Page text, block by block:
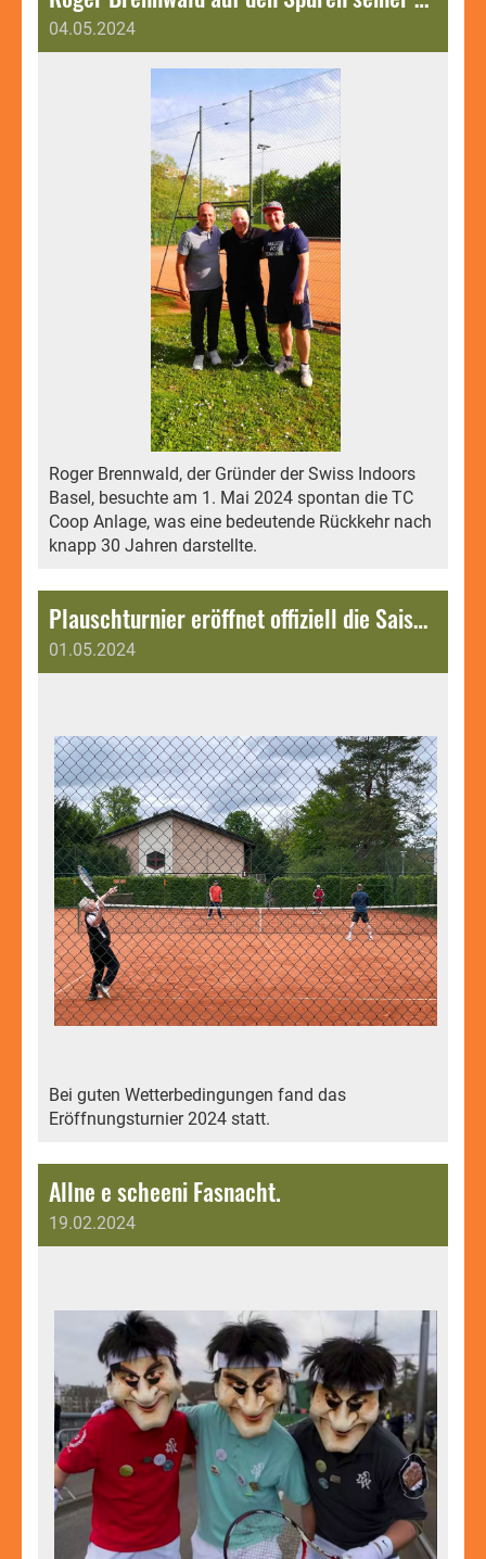
04.05.2024
Roger Brennwald, der Gründer der Swiss Indoors
Basel, besuchte am 1. Mai 2024 spontan die TC
Coop Anlage, was eine bedeutende Rückkehr nach
knapp 30 Jahren darstellte.
Plauschturnier eröffnet offiziell die Saison 2024.
01.05.2024
Bei guten Wetterbedingungen fand das
Eröffnungsturnier 2024 statt.
Allne e scheeni Fasnacht.
19.02.2024